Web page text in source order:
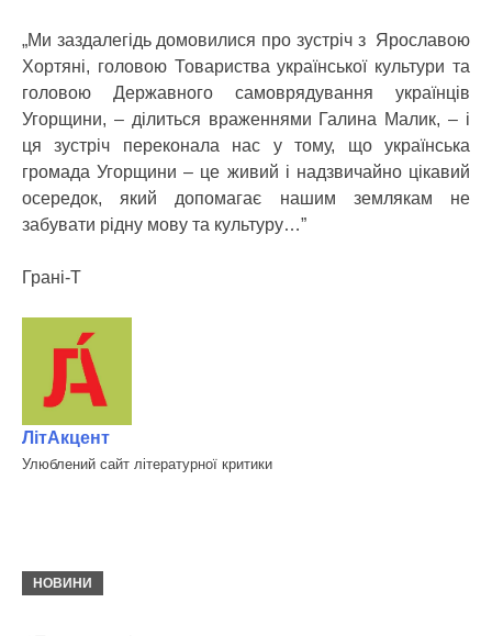
„Ми заздалегідь домовилися про зустріч з Ярославою
Хортяні, головою Товариства української культури та
головою Державного самоврядування українців
Угорщини, – ділиться враженнями Галина Малик, – і
ця зустріч переконала нас у тому, що українська
громада Угорщини – це живий і надзвичайно цікавий
осередок, який допомагає нашим землякам не
забувати рідну мову та культуру…”
Грані-Т
ЛітАкцент
Улюблений сайт літературної критики
НОВИНИ